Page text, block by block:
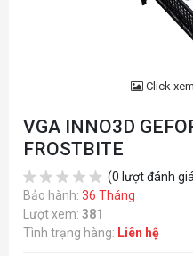
Click
VGA INNO3D
FROSTBITE
(0 lượt đánh
Bảo hành: 36 Tháng
Lượt xem: 381
Tình trạng hàng: Liên hệ